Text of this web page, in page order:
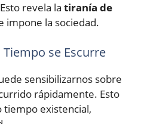
revela la tiranía de
impone la sociedad.
se Escurre
sensibilizarnos sobre
rápidamente. Esto
existencial,